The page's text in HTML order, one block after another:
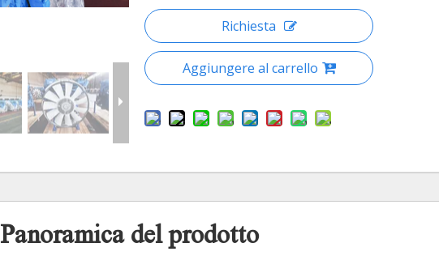
Richiesta
Aggiungere al carrello
Panoramica del prodotto